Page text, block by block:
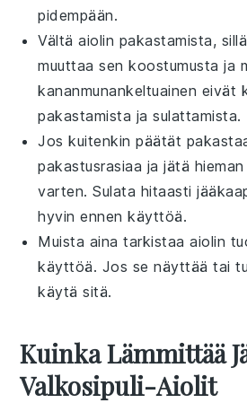
pidempään.
Vältä aiolin pakastamista,
muuttaa sen koostumusta ja
kananmunankeltuainen eivät
pakastamista ja sulattamista.
Jos kuitenkin päätät
pakastusrasiaa ja jätä
varten. Sulata hitaasti
hyvin ennen käyttöä.
Muista aina tarkistaa aiolin
käyttöä. Jos se näyttää tai
käytä sitä.
Kuinka Lämmittää
Valkosipuli-Aiolit